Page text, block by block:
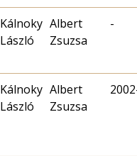
Kálnoky
László
Albert
Zsuzsa
-
Kálnoky
László
Albert
Zsuzsa